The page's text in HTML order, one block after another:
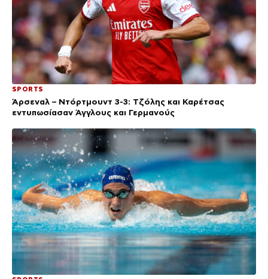
SPORTS
Άρσεναλ – Ντόρτμουντ 3-3: Τζόλης και Καρέτσας
εντυπωσίασαν Άγγλους και Γερμανούς